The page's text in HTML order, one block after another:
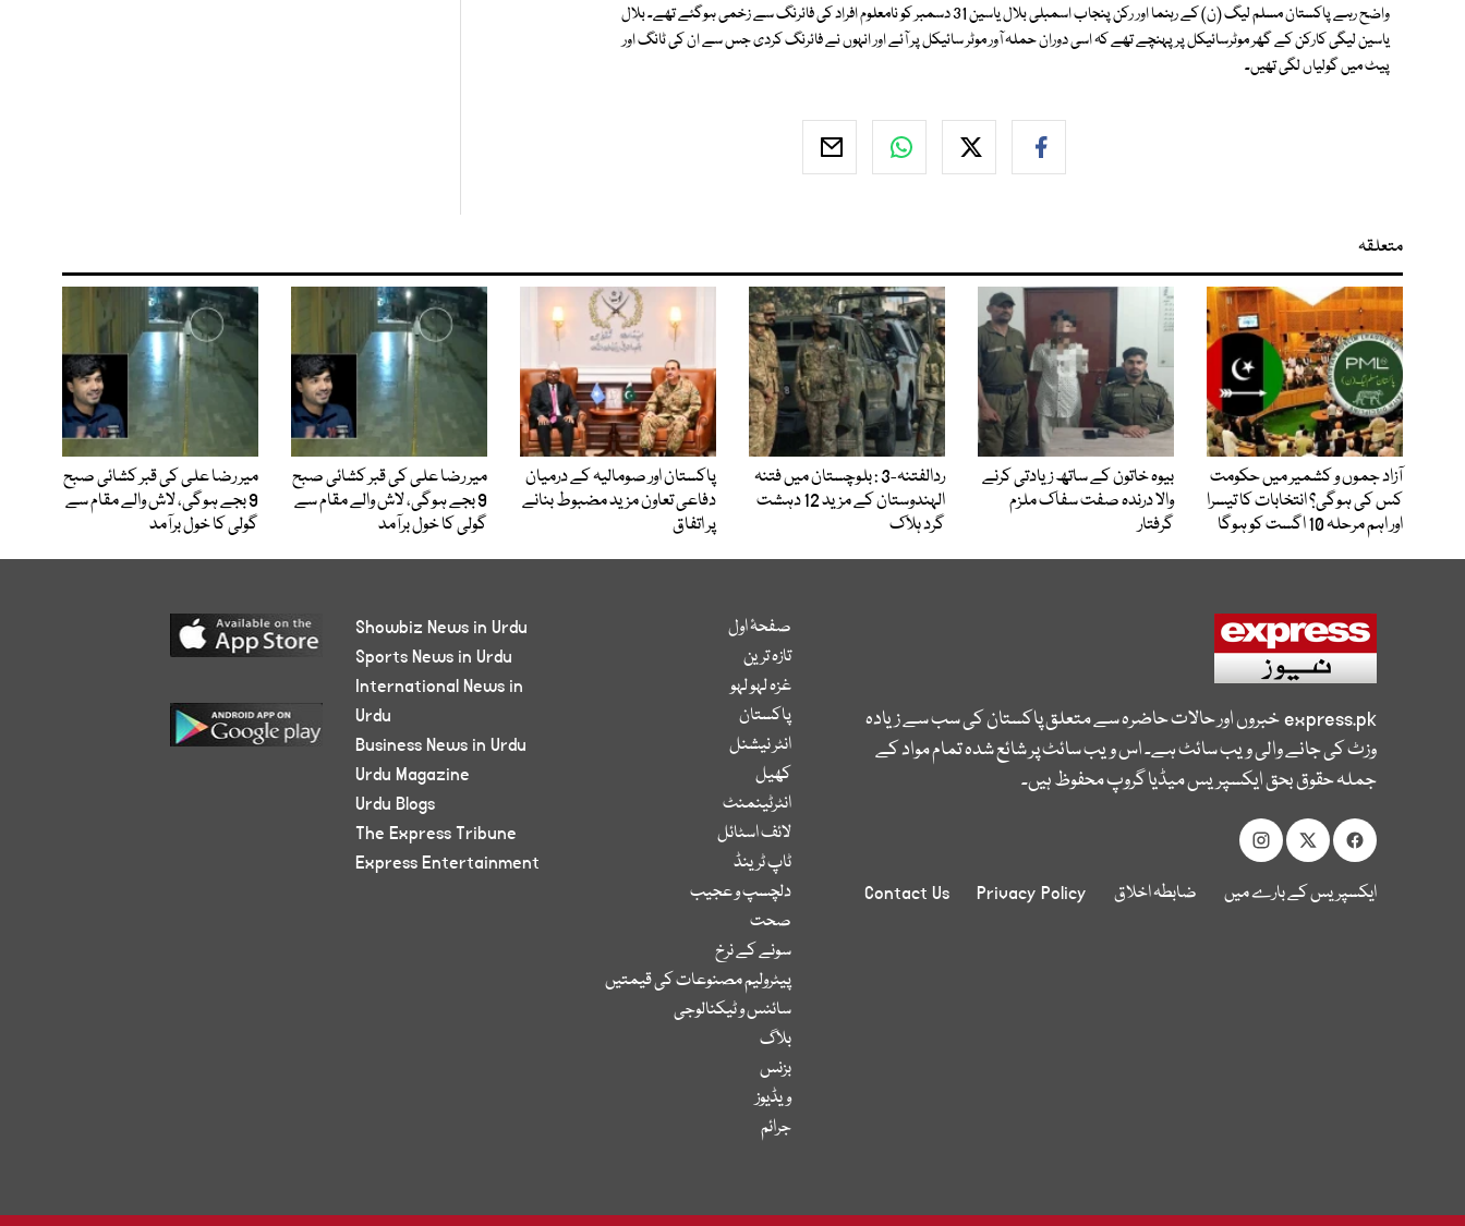
واضح رہے پاکستان مسلم لیگ (ن) کے رہنما اور رکن پنجاب اسمبلی بلال یاسین 31 دسمبر کو نامعلوم افراد کی فائرنگ سے زخمی ہوگئے تھے۔ بلال
یاسین لیگی کارکن کے گھر موٹرسائیکل پر پہنچے تھے کہ اسی دوران حملہ آور موٹر سائیکل پر آئے اور انہوں نے فائرنگ کردی جس سے ان کی ٹانگ اور
پیٹ میں گولیاں لگی تھیں۔
متعلقہ
آزاد جموں و کشمیر میں حکومت
کس کی ہوگی؟ انتخابات کا تیسرا
اور اہم مرحلہ 10 اگست کو ہوگا
بیوہ خاتون کے ساتھ زیادتی کرنے
والا درندہ صفت سفاک ملزم
گرفتار
ردالفتنہ-3 : بلوچستان میں فتنہ
الہندوستان کے مزید 12 دہشت
گرد ہلاک
پاکستان اور صومالیہ کے درمیان
دفاعی تعاون مزید مضبوط بنانے
پر اتفاق
میر رضا علی کی قبر کشائی صبح
9 بجے ہوگی، لاش والے مقام سے
گولی کا خول برآمد
میر رضا علی کی قبر کشائی صبح
9 بجے ہوگی، لاش والے مقام سے
گولی کا خول برآمد
express.pkخبروں اور حالات حاضرہ سے متعلق پاکستان کی سب سے زیادہ
وزٹ کی جانے والی ویب سائٹ ہے۔ اس ویب سائٹ پر شائع شدہ تمام مواد کے
جملہ حقوق بحق ایکسپریس میڈیا گروپ محفوظ ہیں۔
ایکسپریس کے بارے میں ضابطہ اخلاق Privacy Policy
Contact Us
صفحۂ اول
تازہ ترین
غزہ لہو لہو
پاکستان
انٹر نیشنل
کھیل
انٹرٹینمنٹ
لائف اسٹائل
ٹاپ ٹرینڈ
دلچسپ و عجیب
صحت
سونے کے نرخ
پیٹرولیم مصنوعات کی قیمتیں
سائنس و ٹیکنالوجی
بلاگ
بزنس
ویڈیوز
جرائم
Showbiz News in Urdu
Sports News in Urdu
International News in
Urdu
Business News in Urdu
Urdu Magazine
Urdu Blogs
The Express Tribune
Express Entertainment